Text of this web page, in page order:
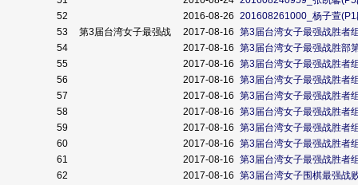
52
2016-08-26 201608261000_杨子萱
53
第3届台湾女子最强战 2017-08-16 第3届台湾女子最强战胜者
54
2017-08-16 第3届台湾女子最强战胜部
55
2017-08-16 第3届台湾女子最强战胜者
56
2017-08-16 第3届台湾女子最强战胜者
57
2017-08-16 第3届台湾女子最强战胜者
58
2017-08-16 第3届台湾女子最强战胜者
59
2017-08-16 第3届台湾女子最强战胜者
60
2017-08-16 第3届台湾女子最强战胜者
61
2017-08-16 第3届台湾女子最强战胜者
62
2017-08-16 第3届台湾女子围棋最强战